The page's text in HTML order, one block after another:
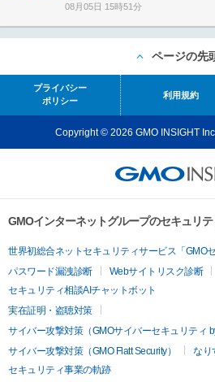
08月05日 15時51分
ページの先
プライバシー
ポリシー
利用規約
Copyright © 2026 GMO INSIGHT
GMOインターネットグループのセキュリ
世界初総合ネットセキュリティサービス「GMO
パスワード漏洩診断
Webサイトリスク診断
セキュリティ相談AIチャットボット
実在証明・盗聴対策
サイバー攻撃対策（GMOサイバーセキュリティ
サイバー攻撃対策（GMO Flatt Security）
なり
セキュリティ事業の軌跡